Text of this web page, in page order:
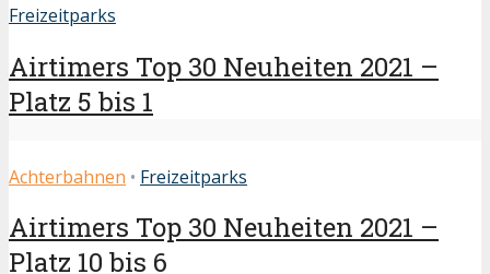
Freizeitparks
Airtimers Top 30 Neuheiten 2021 –
Platz 5 bis 1
Achterbahnen • Freizeitparks
Airtimers Top 30 Neuheiten 2021 –
Platz 10 bis 6